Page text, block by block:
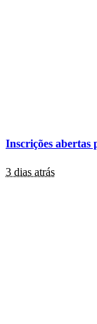
Inscrições abertas
3 dias atrás